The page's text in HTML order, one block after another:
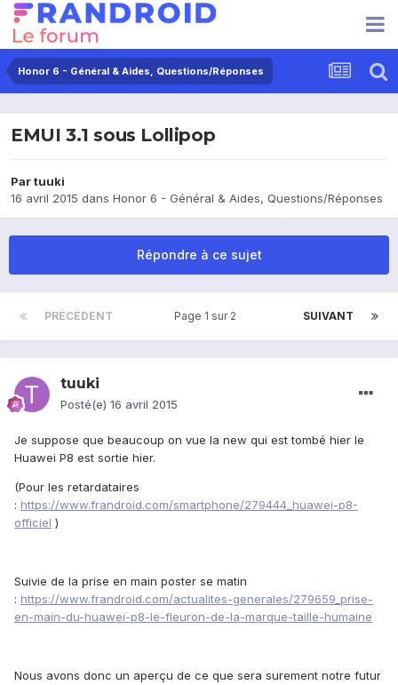
Honor 6 - Général & Aides, Questions/Réponses
EMUI 3.1 sous Lollipop
Partuuki
16 avril 2015 dans Honor 6 - Général & Aides, Questions/Réponses
Répondre à ce sujet
PRÉCÉDENT SUIVANT
Page 1 sur 2
tuuki
Posté(e) 16 avril 2015
Je suppose que beaucoup on vue la new qui est tombé hier le
Huawei P8 est sortie hier.
(Pour les retardataires
: https://www.frandroid.com/smartphone/279444_huawei-p8-
officiel )
Suivie de la prise en main poster se matin
: https://www.frandroid.com/actualites-generales/279659_prise-
en-main-du-huawei-p8-le-fleuron-de-la-marque-taille-humaine
Nous avons donc un aperçu de ce que sera surement notre futur